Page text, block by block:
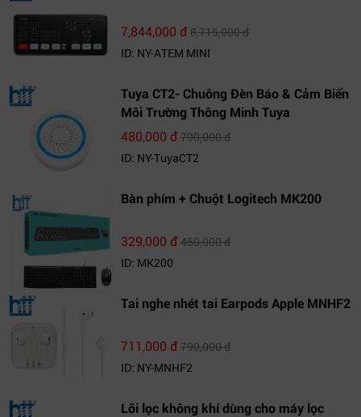
7,844,000 đ8,715,000 đ
ID: NY-ATEM MINI
Tuya CT2- Chuông Đèn Báo & Cảm Biến
Môi Trường Thông Minh Tuya
480,000 đ790,000 đ
ID: NY-TuyaCT2
Bàn phím + Chuột Logitech MK200
329,000 đ450,000 đ
ID: MK200
Tai nghe nhét tai Earpods Apple MNHF2
711,000 đ790,000 đ
ID: NY-MNHF2
Lõi lọc không khí dùng cho máy lọc